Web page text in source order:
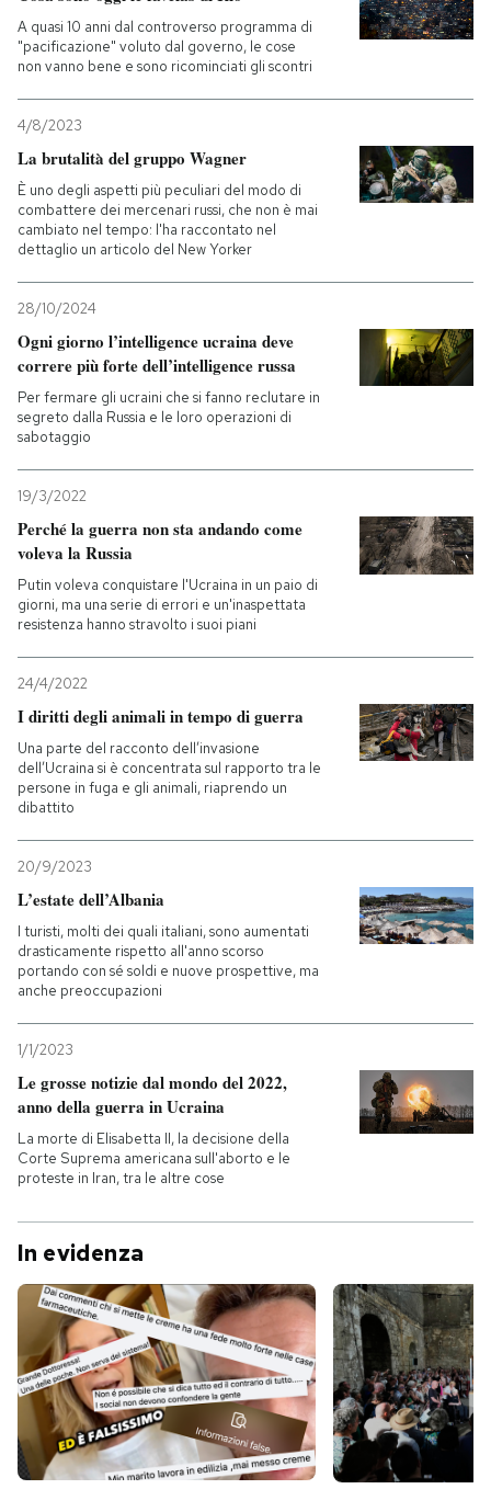
A quasi 10 anni dal controverso programma di
"pacificazione" voluto dal governo, le cose
non vanno bene e sono ricominciati gli scontri
4/8/2023
La brutalità del gruppo Wagner
È uno degli aspetti più peculiari del modo di
combattere dei mercenari russi, che non è mai
cambiato nel tempo: l'ha raccontato nel
dettaglio un articolo del New Yorker
28/10/2024
Ogni giorno l’intelligence ucraina deve
correre più forte dell’intelligence russa
Per fermare gli ucraini che si fanno reclutare in
segreto dalla Russia e le loro operazioni di
sabotaggio
19/3/2022
Perché la guerra non sta andando come
voleva la Russia
Putin voleva conquistare l'Ucraina in un paio di
giorni, ma una serie di errori e un'inaspettata
resistenza hanno stravolto i suoi piani
24/4/2022
I diritti degli animali in tempo di guerra
Una parte del racconto dell’invasione
dell’Ucraina si è concentrata sul rapporto tra le
persone in fuga e gli animali, riaprendo un
dibattito
20/9/2023
L’estate dell’Albania
I turisti, molti dei quali italiani, sono aumentati
drasticamente rispetto all'anno scorso
portando con sé soldi e nuove prospettive, ma
anche preoccupazioni
1/1/2023
Le grosse notizie dal mondo del 2022,
anno della guerra in Ucraina
La morte di Elisabetta II, la decisione della
Corte Suprema americana sull'aborto e le
proteste in Iran, tra le altre cose
In evidenza